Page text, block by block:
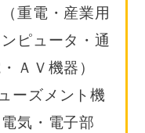
重電・産業用
ピュータ・通
ＡＶ機器）
ーズメント機
気・電子部